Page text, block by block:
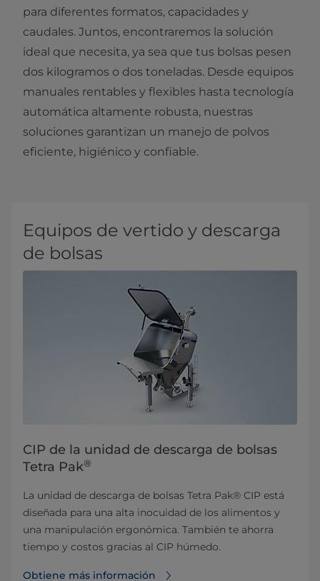
para diferentes formatos, capacidades y
caudales. Juntos, encontraremos la solución
ideal que necesita, ya sea que tus bolsas pesen
dos kilogramos o dos toneladas. Desde equipos
manuales rentables y flexibles hasta tecnología
automática altamente robusta, nuestras
soluciones garantizan un manejo de polvos
eficiente, higiénico y confiable.
Equipos de vertido y descarga
de bolsas
CIP de la unidad de descarga de bolsas
Tetra Pak®
La unidad de descarga de bolsas Tetra Pak® CIP está
diseñada para una alta inocuidad de los alimentos y
una manipulación ergonómica. También te ahorra
tiempo y costos gracias al CIP húmedo.
Obtiene más información